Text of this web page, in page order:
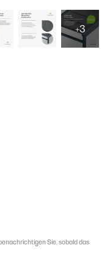
+3
Sie, sobald das